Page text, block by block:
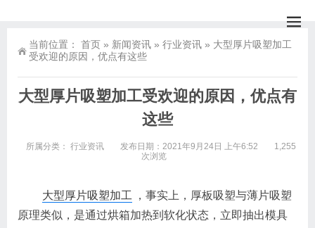
当前位置： 首页 » 新闻资讯 » 行业资讯 » 大型厚片吸塑加工
受欢迎的原因，优点有这些
大型厚片吸塑加工受欢迎的原因，优点有
这些
所属分类： 行业资讯 发布日期：2021年9月24日 上午6:52
1,255
次浏览
大型厚片吸塑加工
，事实上，厚板吸塑与薄片吸塑
原理类似，是通过烘箱加热到软化状态，立即抽出模具